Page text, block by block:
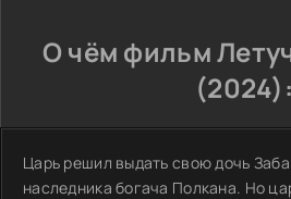
О чём фильм
(2024):
Царь решил выдать свою дочь
наследника богача Полкана. Но